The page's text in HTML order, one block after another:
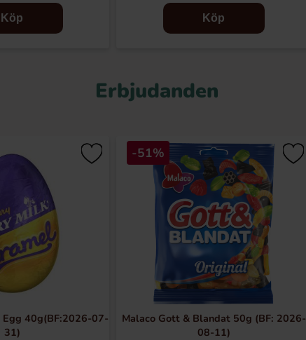
Köp Köp
Erbjudanden
40g(BF:2026-07-
31)
-51%
Malaco Gott & Blandat 50g (BF: 2026-
08-11)